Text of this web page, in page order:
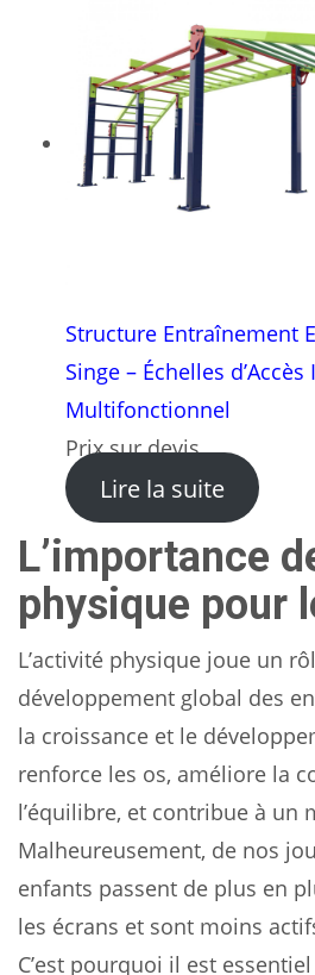
Structure Entraînement
Singe – Échelles
Multifonctionnel
Prix sur devis
Lire la suite:
L’importance
physique pour
L’activité physique joue un
développement global des
la croissance et le
renforce les os, améliore la
l’équilibre, et contribue à un
Malheureusement, de nos
enfants passent de plus en
les écrans et sont moins
C’est pourquoi il est